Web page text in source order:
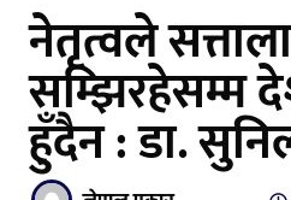
नेतृत्वले
सम्झिरहेसम्म
हुँदैन : डा.